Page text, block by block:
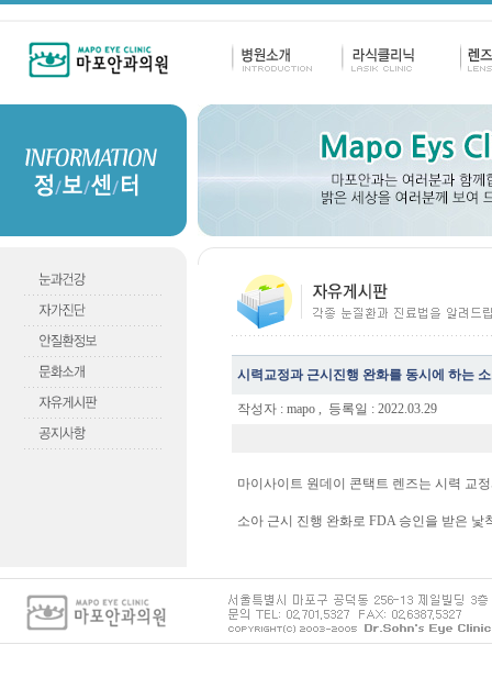
시력교정과 근시진행 완화를 동시에 하는
작성자 : mapo , 등록일 : 2022.03.29
마이사이트 원데이 콘택트 렌즈는 시력 교
소아 근시 진행 완화로 FDA 승인을 받은 낯